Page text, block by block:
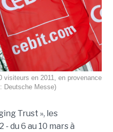
visiteurs en 2011, en provenance
Deutsche Messe)
Trust », les
du 6 au 10 mars à